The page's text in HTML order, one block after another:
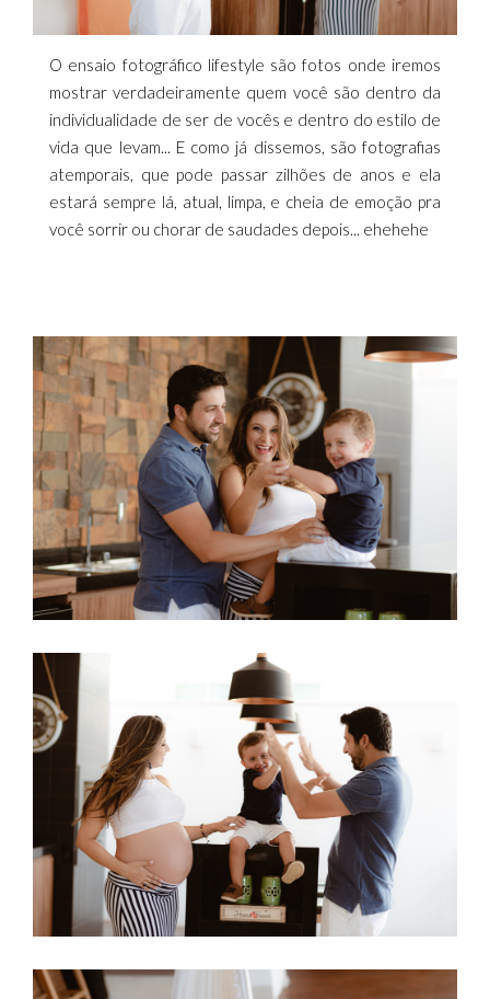
O ensaio fotográfico lifestyle são fotos onde iremos
mostrar verdadeiramente quem você são dentro da
individualidade de ser de vocês e dentro do estilo de
vida que levam... E como já dissemos, são fotografias
atemporais, que pode passar zilhões de anos e ela
estará sempre lá, atual, limpa, e cheia de emoção pra
você sorrir ou chorar de saudades depois... ehehehe